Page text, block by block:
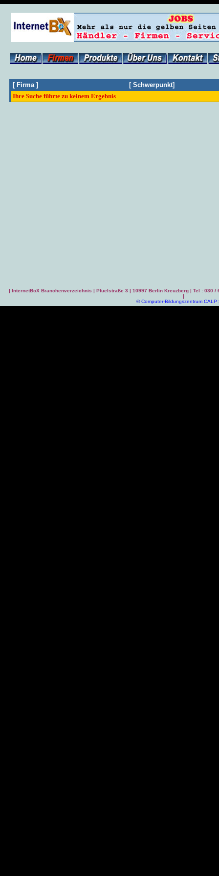
[ Firma ] [ Schwerpunkt]
Ihre Suche führte zu keinem Ergebnis
| InternetBoX Branchenverzeichnis | Pfuelstraße 3 | 10997 Berlin Kreuzberg | Tel : 030
|
©Computer-Bildungszentrum CALP